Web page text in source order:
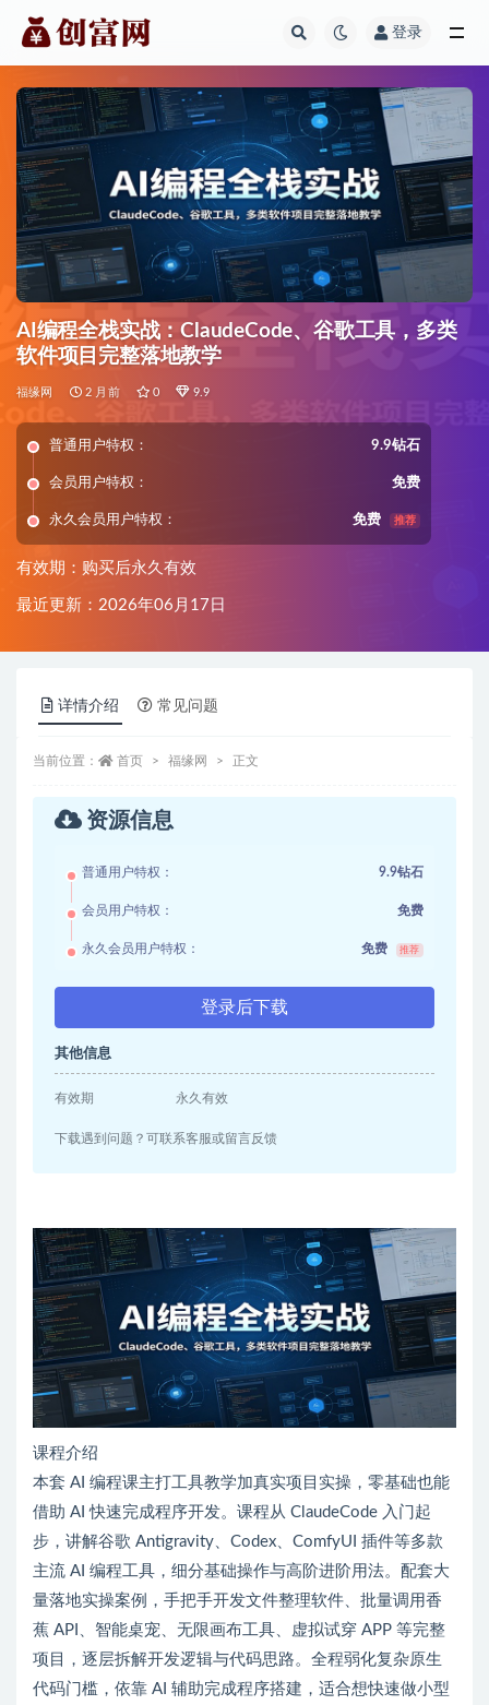
登录
AI编程全栈实战：ClaudeCode、谷歌工具，多类
软件项目完整落地教学
福缘网 2 月前 0 9.9
普通用户特权： 9.9钻石
会员用户特权： 免费
永久会员用户特权： 免费 推荐
有效期：购买后永久有效
最近更新：2026年06月17日
详情介绍 常见问题
当前位置： 首页 福缘网 正文
资源信息
普通用户特权： 9.9钻石
会员用户特权： 免费
永久会员用户特权： 免费 推荐
登录后下载
其他信息
有效期 永久有效
下载遇到问题？可联系客服或留言反馈
课程介绍
本套 AI 编程课主打工具教学加真实项目实操，零基础也能
借助 AI 快速完成程序开发。课程从 ClaudeCode 入门起
步，讲解谷歌 Antigravity、Codex、ComfyUI 插件等多款
主流 AI 编程工具，细分基础操作与高阶进阶用法。配套大
量落地实操案例，手把手开发文件整理软件、批量调用香
蕉 API、智能桌宠、无限画布工具、虚拟试穿 APP 等完整
项目，逐层拆解开发逻辑与代码思路。全程弱化复杂原生
代码门槛，依靠 AI 辅助完成程序搭建，适合想快速做小型